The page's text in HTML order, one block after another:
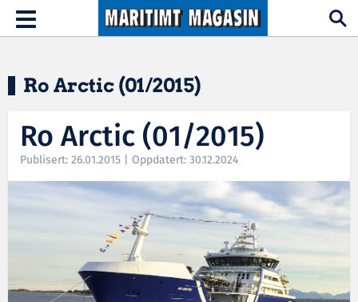
Hopp til hovedinnhold
Toggle
navigation
Ro Arctic (01/2015)
Ro Arctic (01/2015)
Publisert: 26.01.2015 | Oppdatert: 30.12.2024